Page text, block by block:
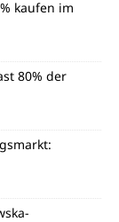
kaufen im
80% der